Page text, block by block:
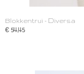
Blokkentrui - Diversa
€ 54,45